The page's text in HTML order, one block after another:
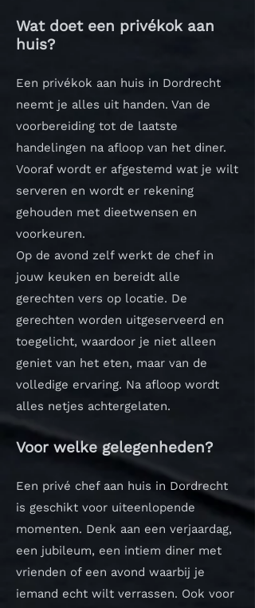
Wat doet een privékok aan
huis?
Een privékok aan huis in Dordrecht
neemt je alles uit handen. Van de
voorbereiding tot de laatste
handelingen na afloop van het diner.
Vooraf wordt er afgestemd wat je wilt
serveren en wordt er rekening
gehouden met dieetwensen en
voorkeuren.
Op de avond zelf werkt de chef in
jouw keuken en bereidt alle
gerechten vers op locatie. De
gerechten worden uitgeserveerd en
toegelicht, waardoor je niet alleen
geniet van het eten, maar van de
volledige ervaring. Na afloop wordt
alles netjes achtergelaten.
Voor welke gelegenheden?
Een privé chef aan huis in Dordrecht
is geschikt voor uiteenlopende
momenten. Denk aan een verjaardag,
een jubileum, een intiem diner met
vrienden of een avond waarbij je
iemand echt wilt verrassen. Ook voor